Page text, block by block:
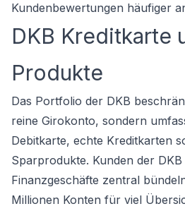
Kundenbewertungen häufiger
DKB Kreditkarte
Produkte
Das Portfolio der DKB
reine Girokonto, sondern
Debitkarte, echte Kreditkarten
Sparprodukte. Kunden der
Finanzgeschäfte zentral
Millionen Konten für viel